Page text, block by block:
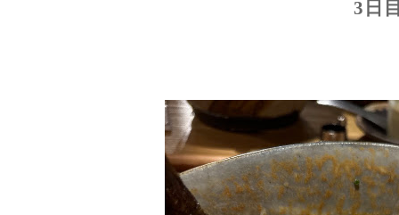
3日